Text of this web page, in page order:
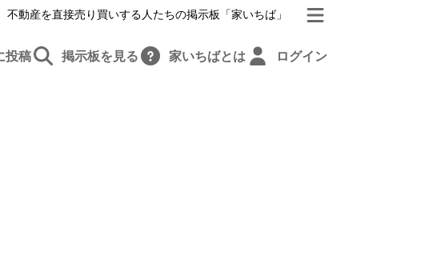
不動産を直接売り買いする人たちの掲示板「家いちば」
投稿 掲示板を見る 家いちばとは ログイン